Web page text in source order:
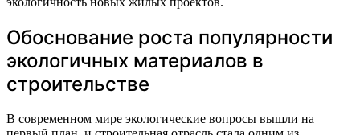
Обоснование роста популярности
экологичных материалов в
строительстве
В современном мире экологические вопросы вышли на